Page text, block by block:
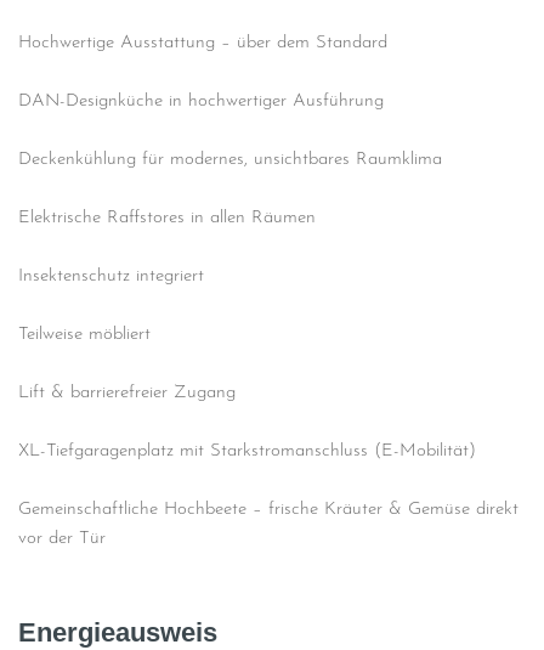
Hochwertige Ausstattung – über dem Standard
DAN-Designküche in hochwertiger Ausführung
Deckenkühlung für modernes, unsichtbares Raumklima
Elektrische Raffstores in allen Räumen
Insektenschutz integriert
Teilweise möbliert
Lift & barrierefreier Zugang
XL-Tiefgaragenplatz mit Starkstromanschluss (E-Mobilität)
Gemeinschaftliche Hochbeete – frische Kräuter & Gemüse direkt
vor der Tür
Energieausweis